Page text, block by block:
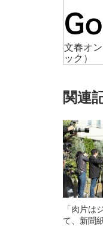
文春オ
ック）
関連
「肉片は
て、新聞